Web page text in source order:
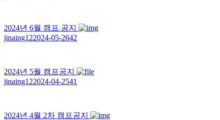
2024년 6월 캠프 공지
jinaing122024-05-2642
2024년 5월 캠프공지
jinaing122024-04-2541
2024년 4월 2차 캠프공지